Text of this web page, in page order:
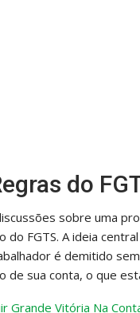
do
sobre uma
FGTS. A ideia
é demitido
sua conta, o que
Grande Vitória Na